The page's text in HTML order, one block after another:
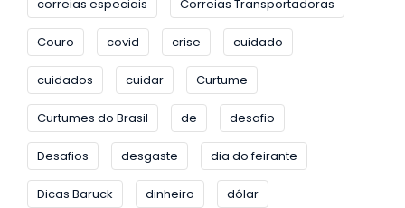
correias especiais Correias Transportadoras
Couro covid crise cuidado
cuidados cuidar Curtume
Curtumes do Brasil de desafio
Desafios desgaste dia do feirante
Dicas Baruck dinheiro dólar